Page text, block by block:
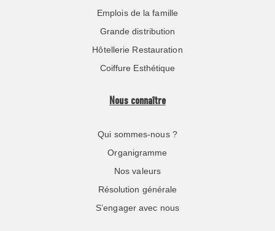
Emplois de la famille
Grande distribution
Hôtellerie Restauration
Coiffure Esthétique
Nous connaître
Qui sommes-nous ?
Organigramme
Nos valeurs
Résolution générale
S’engager avec nous